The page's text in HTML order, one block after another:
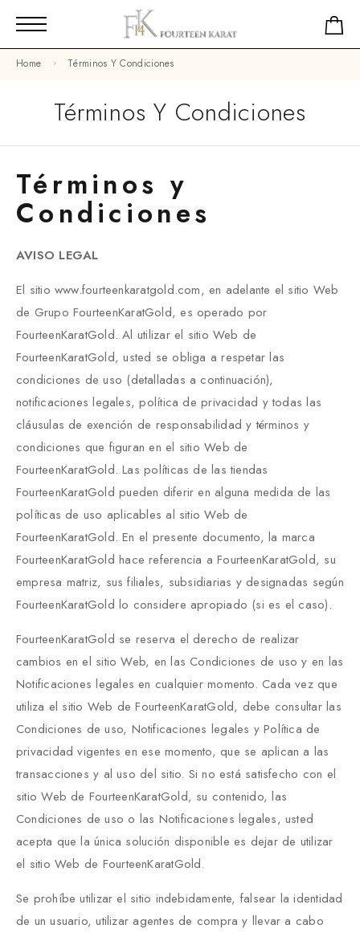
Home Términos Y Condiciones
Términos Y Condiciones
Términos y
Condiciones
AVISO LEGAL
El sitio www.fourteenkaratgold.com, en adelante el sitio Web
de Grupo FourteenKaratGold, es operado por
FourteenKaratGold. Al utilizar el sitio Web de
FourteenKaratGold, usted se obliga a respetar las
condiciones de uso (detalladas a continuación),
notificaciones legales, política de privacidad y todas las
cláusulas de exención de responsabilidad y términos y
condiciones que figuran en el sitio Web de
FourteenKaratGold. Las políticas de las tiendas
FourteenKaratGold pueden diferir en alguna medida de las
políticas de uso aplicables al sitio Web de
FourteenKaratGold. En el presente documento, la marca
FourteenKaratGold hace referencia a FourteenKaratGold, su
empresa matriz, sus filiales, subsidiarias y designadas según
FourteenKaratGold lo considere apropiado (si es el caso).
FourteenKaratGold se reserva el derecho de realizar
cambios en el sitio Web, en las Condiciones de uso y en las
Notificaciones legales en cualquier momento. Cada vez que
utiliza el sitio Web de FourteenKaratGold, debe consultar las
Condiciones de uso, Notificaciones legales y Política de
privacidad vigentes en ese momento, que se aplican a las
transacciones y al uso del sitio. Si no está satisfecho con el
sitio Web de FourteenKaratGold, su contenido, las
Condiciones de uso o las Notificaciones legales, usted
acepta que la única solución disponible es dejar de utilizar
el sitio Web de FourteenKaratGold.
Se prohíbe utilizar el sitio indebidamente, falsear la identidad
de un usuario, utilizar agentes de compra y llevar a cabo